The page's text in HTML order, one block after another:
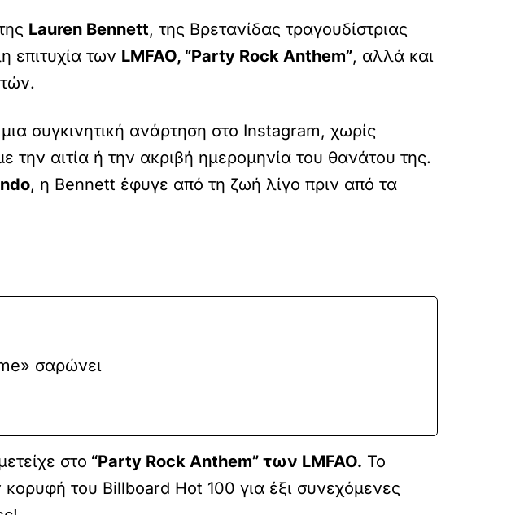
Lauren Bennett, της Βρετανίδας τραγουδίστριας
επιτυχία των LMFAO, “Party Rock Anthem”, αλλά και
συγκινητική ανάρτηση στο Instagram, χωρίς
την αιτία ή την ακριβή ημερομηνία του θανάτου της.
, η Bennett έφυγε από τη ζωή λίγο πριν από τα
σαρώνει
στο “Party Rock Anthem” των LMFAO. Το
του Billboard Hot 100 για έξι συνεχόμενες